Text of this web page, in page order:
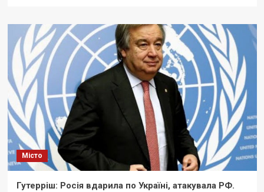
Місто
Гутерріш: Росія вдарила по Україні, атакувала РФ.